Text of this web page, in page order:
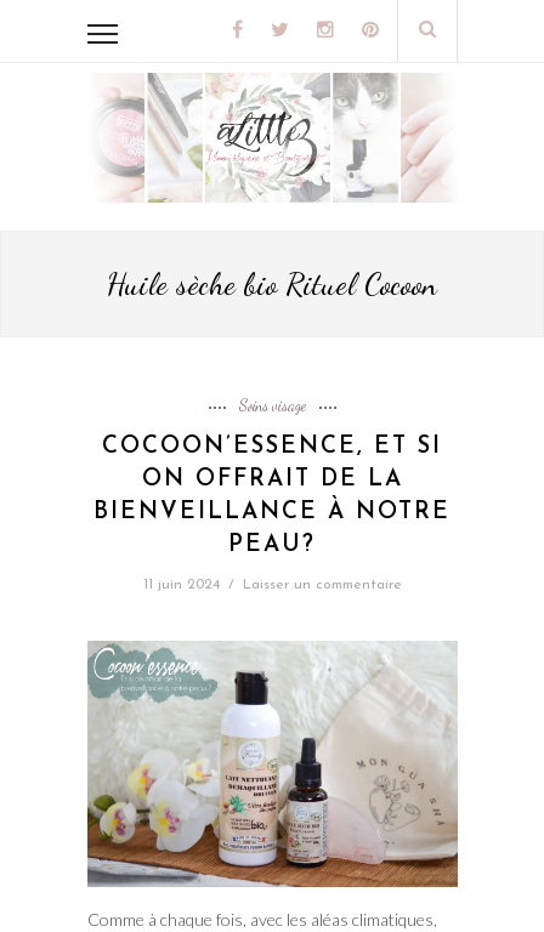
Huile sèche bio Rituel Cocoon
Soins visage
COCOON’ESSENCE, ET SI
ON OFFRAIT DE LA
BIENVEILLANCE À NOTRE
PEAU?
11 juin 2024 / Laisser un commentaire
Comme à chaque fois, avec les aléas climatiques,